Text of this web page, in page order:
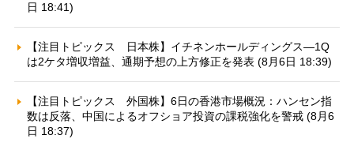
日 18:41)
【注目トピックス 日本株】イチネンホールディングス—1Q
は2ケタ増収増益、通期予想の上方修正を発表 (8月6日 18:39)
【注目トピックス 外国株】6日の香港市場概況：ハンセン指
数は反落、中国によるオフショア投資の課税強化を警戒 (8月6
日 18:37)